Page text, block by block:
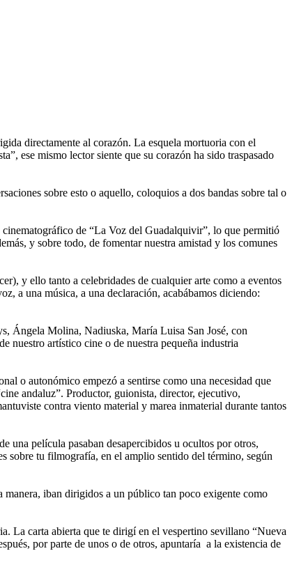
directamente al corazón. La esquela mortuoria con el
ese mismo lector siente que su corazón ha sido traspasado
sobre esto o aquello, coloquios a dos bandas sobre tal o
de “La Voz del Guadalquivir”, lo que permitió
y sobre todo, de fomentar nuestra amistad y los comunes
y ello tanto a celebridades de cualquier arte como a eventos
a una música, a una declaración, acabábamos diciendo:
Ángela Molina, Nadiuska, María Luisa San José, con
nuestro artístico cine o de nuestra pequeña industria
o autonómico empezó a sentirse como una necesidad que
andaluz”. Productor, guionista, director, ejecutivo,
contra viento material y marea inmaterial durante tantos
una película pasaban desapercibidos u ocultos por otros,
sobre tu filmografía, en el amplio sentido del término, según
manera, iban dirigidos a un público tan poco exigente como
La carta abierta que te dirigí en el vespertino sevillano “Nueva
por parte de unos o de otros, apuntaría a la existencia de